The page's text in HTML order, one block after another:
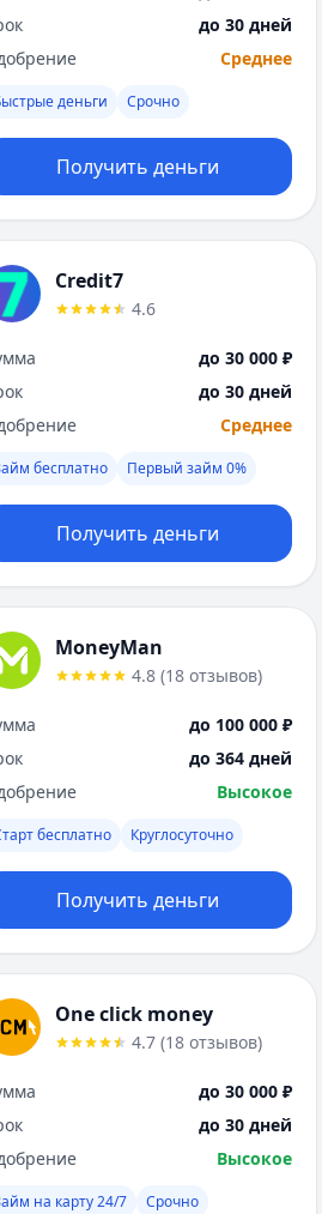
до 30 дней
Среднее
деньги Срочно
Получить деньги
Credit7
4.6
до 30 000 ₽
до 30 дней
Среднее
бесплатно Первый займ 0%
Получить деньги
MoneyMan
4.8 (18 отзывов)
до 100 000 ₽
до 364 дней
Высокое
бесплатно Круглосуточно
Получить деньги
One click money
4.7 (18 отзывов)
до 30 000 ₽
до 30 дней
Высокое
на карту 24/7 Срочно